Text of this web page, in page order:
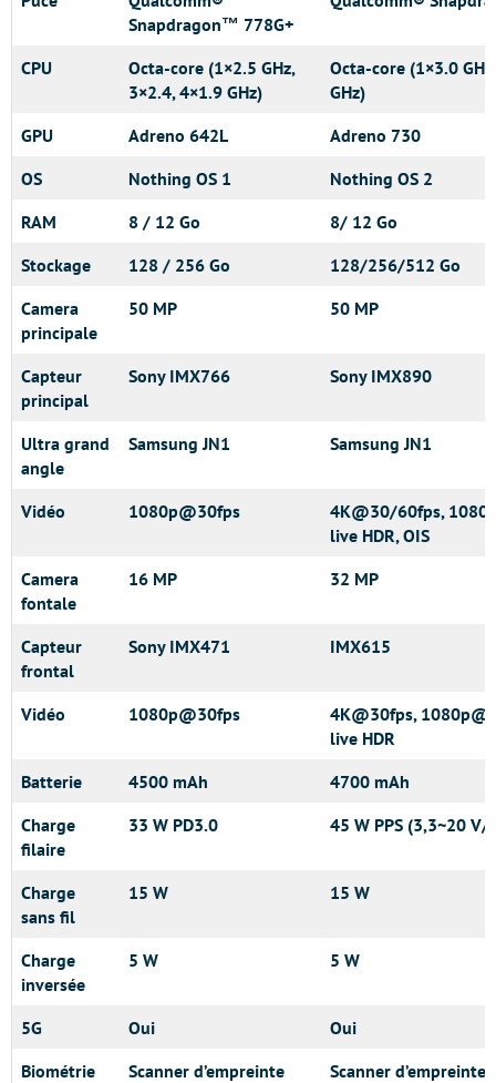
Snapdragon™ 778G+
CPU
Octa-core (1×2.5 GHz,
3×2.4, 4×1.9 GHz)
Octa-core (1×3.0
GHz)
GPU
Adreno 642L
Adreno 730
OS
Nothing OS 1
Nothing OS 2
RAM
8 / 12 Go
8/ 12 Go
Stockage
128 / 256 Go
128/256/512 Go
Camera
principale
50 MP 50 MP
Capteur
principal
Sony IMX766 Sony IMX890
Ultra grand
angle
Samsung JN1 Samsung JN1
Vidéo 1080p@30fps
4K@30/60fps,
live HDR, OIS
Camera
fontale
16 MP 32 MP
Capteur
frontal
Sony IMX471 IMX615
Vidéo 1080p@30fps
4K@30fps,
live HDR
Batterie
4500 mAh
4700 mAh
Charge
filaire
33 W PD3.0 45 W PPS (3,3~20 V/
Charge
sans fil
15 W 15 W
Charge
inversée
5 W 5 W
5G Oui
Oui
Biométrie
Scanner d’empreinte
Scanner d’empreinte